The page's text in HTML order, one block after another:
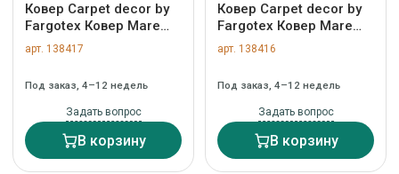
Ковер Carpet decor by
Fargotex Ковер Mare
Blue 200х300 см арт.
C1373
арт. 138417
Под заказ, 4–12 недель
Задать вопрос
В корзину
Ковер Carpet decor by
Fargotex Ковер Mare
Blue 160х230 см арт.
C1372
арт. 138416
Под заказ, 4–12 недель
Задать вопрос
В корзину